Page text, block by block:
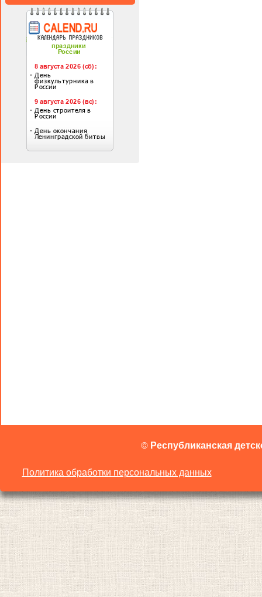
© Республиканская
Политика обработки персональных данных